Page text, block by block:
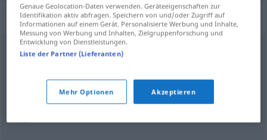
Synonyme für "Block"
Scholle
Flügel,Lager
Klotz
Genaue Geolocation-Daten verwenden. Geräteeigenschaften zur
Identifikation aktiv abfragen. Speichern von und/oder Zugriff auf
Informationen auf einem Gerät. Personalisierte Werbung und Inhalte,
Messung von Werbung und Inhalten, Zielgruppenforschung und
Entwicklung von Dienstleistungen.
Liste der Partner (Lieferanten)
Mehr Optionen Akzeptieren